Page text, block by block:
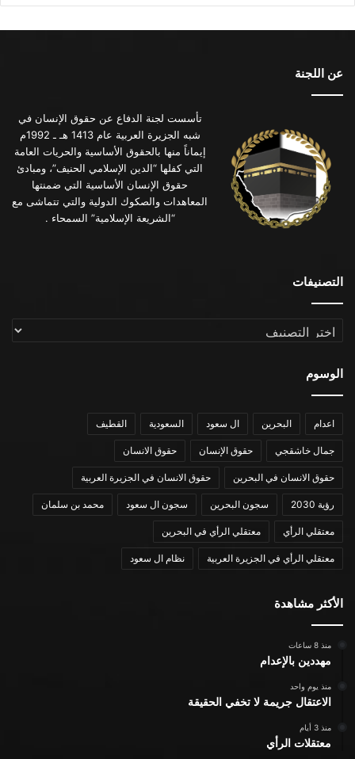
عن اللجنة
تأسست لجنة الدفاع عن حقوق الإنسان في
شبه الجزيرة العربية عام 1413 هـ ـ 1992م
إيماناً منها بالحقوق الأساسية والحريات العامة
التي كفلها “الدين الإسلامي الحنيف”، ومبادئ
حقوق الإنسان الأساسية التي ضمنتها
المعاهدات والصكوك الدولية والتي تتماشى مع
“الشريعة الإسلامية” السمحاء .
التصنيفات
التصنيفات
الوسوم
اعدام البحرين ال سعود السعودية القطيف
جمال خاشقجي حقوق الإنسان حقوق الانسان
حقوق الانسان في البحرين حقوق الانسان في الجزيرة العربية
رؤية 2030 سجون البحرين سجون ال سعود محمد بن سلمان
معتقلي الرأي معتقلي الرأي في البحرين
معتقلي الرأي في الجزيرة العربية نظام ال سعود
الأكثر مشاهدة
منذ 8 ساعات
مهددين بالإعدام
منذ يوم واحد
الاعتقال جريمة لا تخفي الحقيقة
منذ 3 أيام
معتقلات الرأي